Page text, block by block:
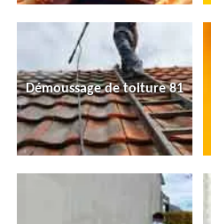
Démoussage de toiture 81